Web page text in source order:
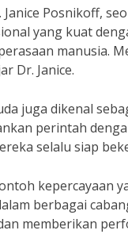
Posnikoff,
yang kuat
manusia.
Dr. Janice.
juga dikenal
perintah
selalu siap
kepercayaan
berbagai
memberikan